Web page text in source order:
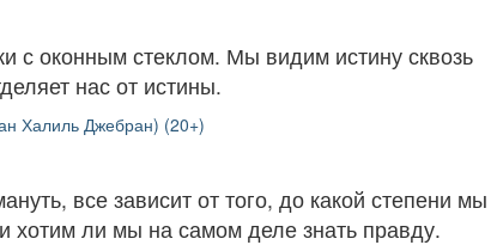
с оконным стеклом. Мы видим истину сквозь
нас от истины.
Халиль Джебран) (20+)
все зависит от того, до какой степени мы
хотим ли мы на самом деле знать правду.